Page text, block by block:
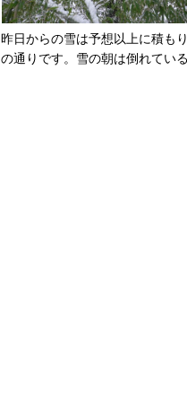
昨日からの雪は予想以上に積も
の通りです。雪の朝は倒れてい